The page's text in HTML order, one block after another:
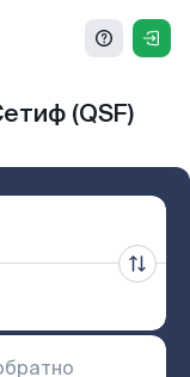
(QSF)